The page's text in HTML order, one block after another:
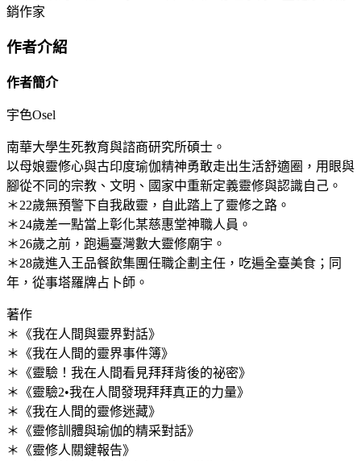
銷作家
作者介紹
作者簡介
宇色Osel
南華大學生死教育與諮商研究所碩士。
以母娘靈修心與古印度瑜伽精神勇敢走出生活舒適圈，用眼與
腳從不同的宗教、文明、國家中重新定義靈修與認識自己。
＊22歲無預警下自我啟靈，自此踏上了靈修之路。
＊24歲差一點當上彰化某慈惠堂神職人員。
＊26歲之前，跑遍臺灣數大靈修廟宇。
＊28歲進入王品餐飲集團任職企劃主任，吃遍全臺美食；同
年，從事塔羅牌占卜師。
著作
＊《我在人間與靈界對話》
＊《我在人間的靈界事件簿》
＊《靈驗！我在人間看見拜拜背後的祕密》
＊《靈驗2•我在人間發現拜拜真正的力量》
＊《我在人間的靈修迷藏》
＊《靈修訓體與瑜伽的精采對話》
＊《靈修人關鍵報告》